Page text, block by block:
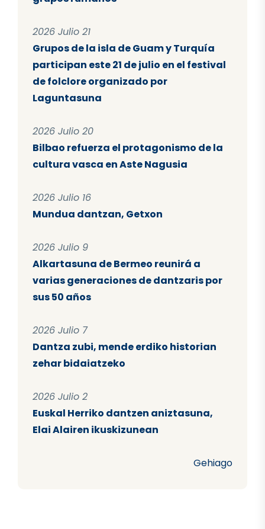
2026 Julio 21
Grupos de la isla de Guam y Turquía
participan este 21 de julio en el festival
de folclore organizado por
Laguntasuna
2026 Julio 20
Bilbao refuerza el protagonismo de la
cultura vasca en Aste Nagusia
2026 Julio 16
Mundua dantzan, Getxon
2026 Julio 9
Alkartasuna de Bermeo reunirá a
varias generaciones de dantzaris por
sus 50 años
2026 Julio 7
Dantza zubi, mende erdiko historian
zehar bidaiatzeko
2026 Julio 2
Euskal Herriko dantzen aniztasuna,
Elai Alairen ikuskizunean
Gehiago